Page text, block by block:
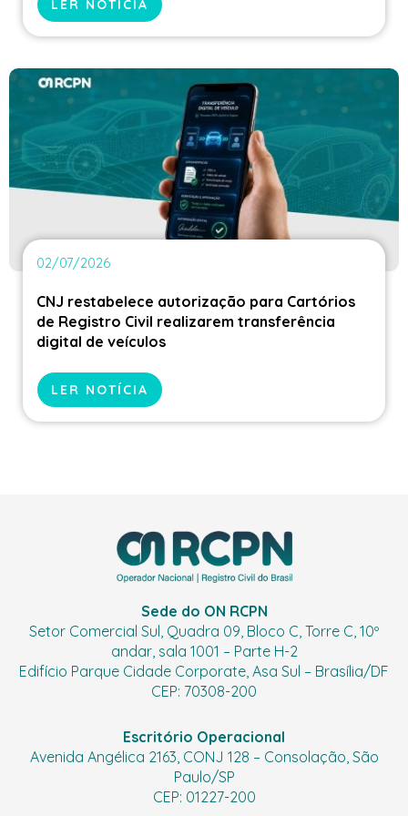
LER NOTÍCIA
02/07/2026
CNJ restabelece autorização para Cartórios
de Registro Civil realizarem transferência
digital de veículos
LER NOTÍCIA
Sede do ON RCPN
Setor Comercial Sul, Quadra 09, Bloco C, Torre C, 10º
andar, sala 1001 – Parte H-2
Edifício Parque Cidade Corporate, Asa Sul – Brasília/DF
CEP: 70308-200
Escritório Operacional
Avenida Angélica 2163, CONJ 128 – Consolação, São
Paulo/SP
CEP: 01227-200